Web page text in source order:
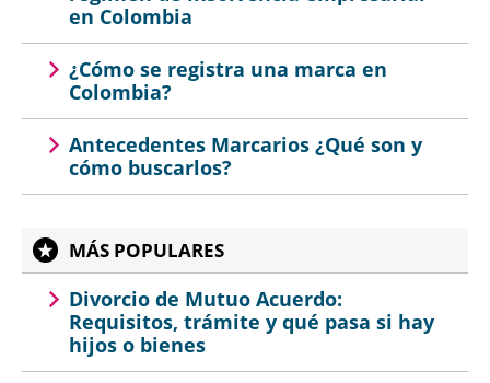
en Colombia
¿Cómo se registra una marca en
Colombia?
Antecedentes Marcarios ¿Qué son y
cómo buscarlos?
MÁS POPULARES
Divorcio de Mutuo Acuerdo:
Requisitos, trámite y qué pasa si hay
hijos o bienes